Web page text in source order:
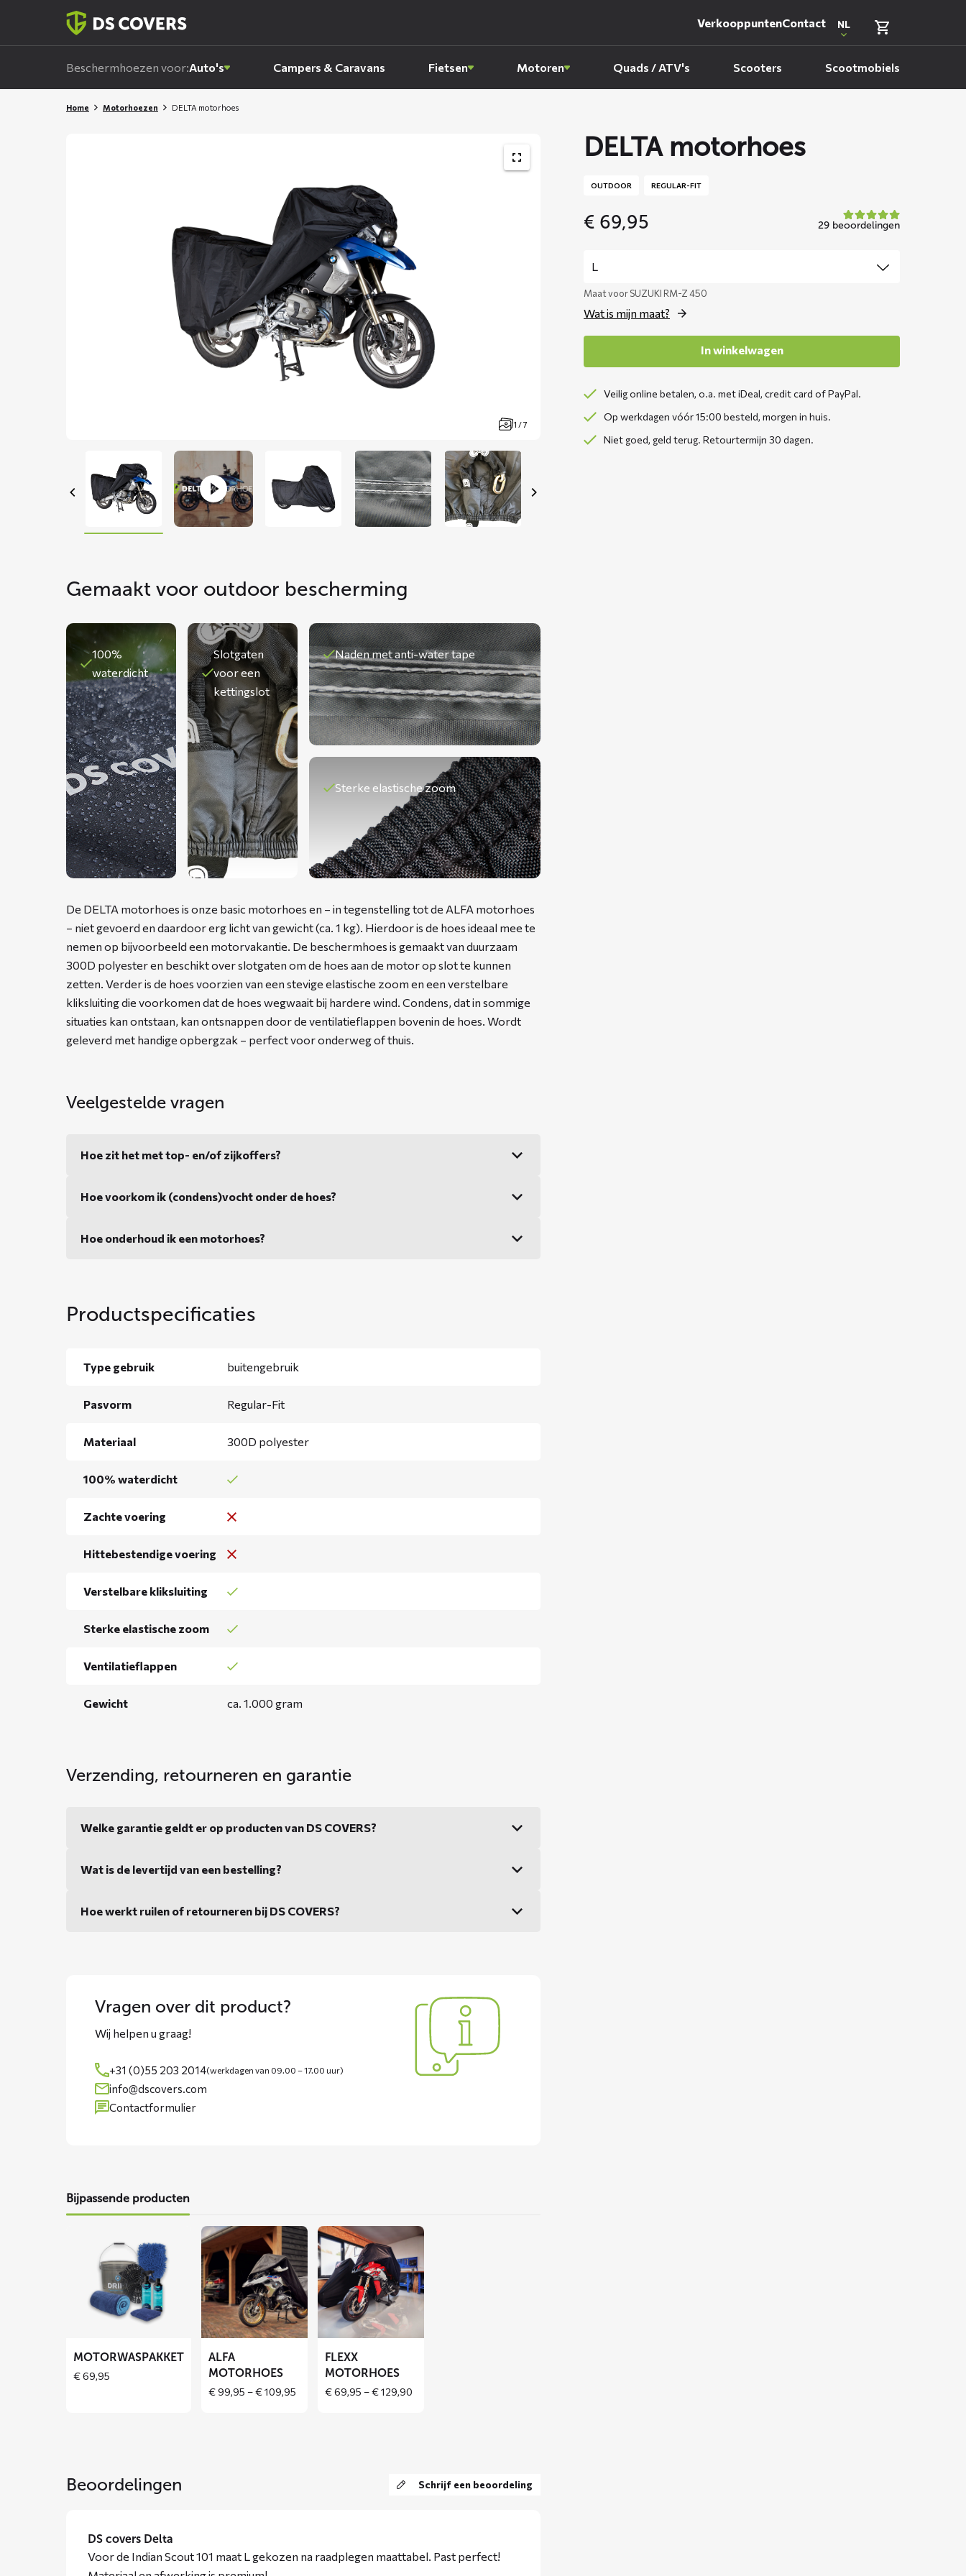
VerkooppuntenContact NL
Beschermhoezen voor:Auto's Campers & Caravans Fietsen Motoren Quads / ATV's Scooters Scootmobiels
Home Motorhoezen DELTA motorhoes
1 / 7
DELTA motorhoes
OUTDOOR REGULAR-FIT
€ 69,95 29 beoordelingen
Maat voor SUZUKI RM-Z 450
Wat is mijn maat?
In winkelwagen
Veilig online betalen, o.a. met iDeal, credit card of PayPal.
Op werkdagen vóór 15:00 besteld, morgen in huis.
Niet goed, geld terug. Retourtermijn 30 dagen.
Gemaakt voor outdoor bescherming
100%
waterdicht
Slotgaten
voor een
kettingslot
Naden met anti-water tape
Sterke elastische zoom
De DELTA motorhoes is onze basic motorhoes en – in tegenstelling tot de ALFA motorhoes
– niet gevoerd en daardoor erg licht van gewicht (ca. 1 kg). Hierdoor is de hoes ideaal mee te
nemen op bijvoorbeeld een motorvakantie. De beschermhoes is gemaakt van duurzaam
300D polyester en beschikt over slotgaten om de hoes aan de motor op slot te kunnen
zetten. Verder is de hoes voorzien van een stevige elastische zoom en een verstelbare
kliksluiting die voorkomen dat de hoes wegwaait bij hardere wind. Condens, dat in sommige
situaties kan ontstaan, kan ontsnappen door de ventilatieflappen bovenin de hoes. Wordt
geleverd met handige opbergzak – perfect voor onderweg of thuis. ​
Veelgestelde vragen
Hoe zit het met top- en/of zijkoffers?
Hoe voorkom ik (condens)vocht onder de hoes?
Hoe onderhoud ik een motorhoes?
Productspecificaties
Type gebruik buitengebruik
Pasvorm Regular-Fit
Materiaal 300D polyester
100% waterdicht
Zachte voering
Hittebestendige voering
Verstelbare kliksluiting
Sterke elastische zoom
Ventilatieflappen
Gewicht ca. 1.000 gram
Verzending, retourneren en garantie
Welke garantie geldt er op producten van DS COVERS?
Wat is de levertijd van een bestelling?
Hoe werkt ruilen of retourneren bij DS COVERS?
Vragen over dit product?
Wij helpen u graag!
+31 (0)55 203 2014(werkdagen van 09.00 – 17.00 uur)
info@dscovers.com
Contactformulier
Bijpassende producten
Motorwaspakket
MOTORWASPAKKET
€69,95
Lees
meer
over
ALFA
motorhoes
ALFA
MOTORHOES
€99,95 –€109,95
Lees
meer
over
FLEXX
motorhoes
FLEXX
MOTORHOES
€69,95 –€129,90
Beoordelingen Schrijf een beoordeling
DS covers Delta
Voor de Indian Scout 101 maat L gekozen na raadplegen maattabel. Past perfect!